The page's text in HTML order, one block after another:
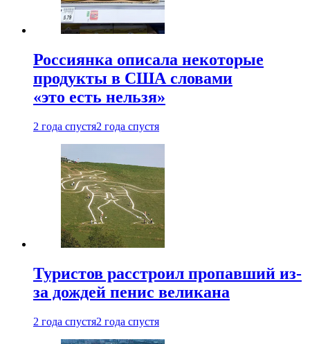
Россиянка описала некоторые
продукты в США словами
«это есть нельзя»
2 года спустя2 года спустя
Туристов расстроил пропавший из-
за дождей пенис великана
2 года спустя2 года спустя